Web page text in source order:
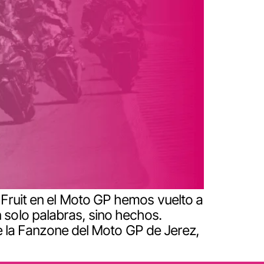
en el Moto GP hemos vuelto a
palabras, sino hechos.
Fanzone del Moto GP de Jerez,